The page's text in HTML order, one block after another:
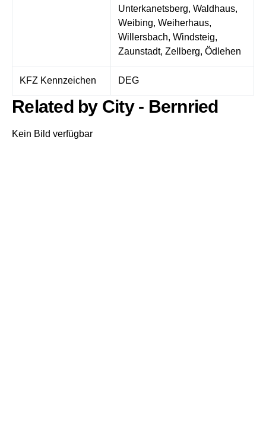
Unterkanetsberg, Waldhaus,
Weibing, Weiherhaus,
Willersbach, Windsteig,
Zaunstadt, Zellberg, Ödlehen
KFZ Kennzeichen DEG
Related by City - Bernried
Kein Bild verfügbar